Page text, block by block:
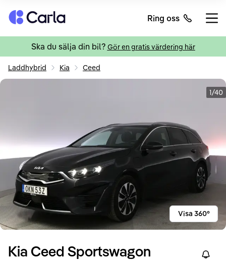
Tillbaka till startsidan Ring oss
Ska du sälja din bil? Gör en gratis värdering här
Laddhybrid Kia Ceed
1/40
Visa 360°
Kia Ceed Sportswagon
Right